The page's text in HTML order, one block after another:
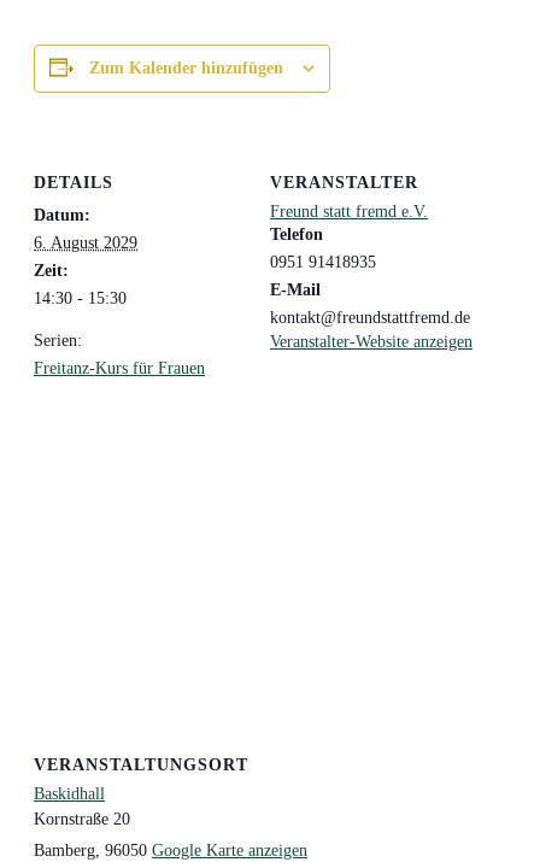
Zum Kalender hinzufügen
DETAILS
Datum:
6. August 2029
Zeit:
14:30 - 15:30
Serien:
Freitanz-Kurs für Frauen
VERANSTALTER
Freund statt fremd e.V.
Telefon
0951 91418935
E-Mail
kontakt@freundstattfremd.de
Veranstalter-Website anzeigen
VERANSTALTUNGSORT
Baskidhall
Kornstraße 20
Bamberg 96050 Google Karte anzeigen